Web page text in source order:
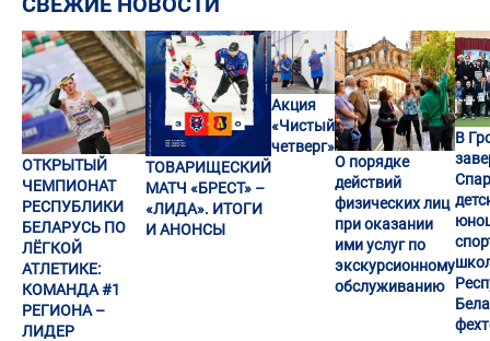
ОТКРЫТЫЙ
ЧЕМПИОНАТ
РЕСПУБЛИКИ
БЕЛАРУСЬ ПО
ЛЁГКОЙ
АТЛЕТИКЕ:
КОМАНДА #1
РЕГИОНА –
ЛИДЕР
ТОВАРИЩЕСКИЙ
МАТЧ «БРЕСТ» –
«ЛИДА». ИТОГИ
И АНОНСЫ
Акция
«Чистый
четверг»
О порядке
действий
физических лиц
при оказании
ими услуг по
экскурсионному
обслуживанию
В